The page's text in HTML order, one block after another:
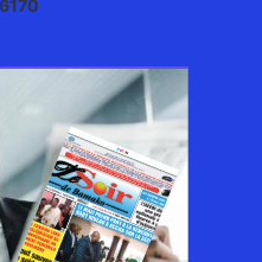
6170